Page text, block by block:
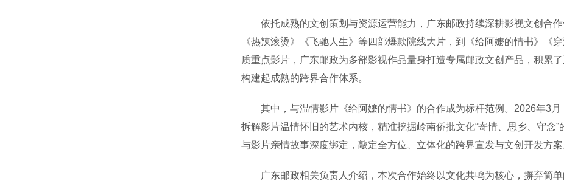
依托成熟的文创策划与资源运营能力，广东邮政持续深耕影视文创合作
《热辣滚烫》《飞驰人生》等四部爆款院线大片，到《给阿嬷的情书》《
质重点影片，广东邮政为多部影视作品量身打造专属邮政文创产品，积累
构建起成熟的跨界合作体系。
其中，与温情影片《给阿嬷的情书》的合作成为标杆范例。2026年3月
拆解影片温情怀旧的艺术内核，精准挖掘岭南侨批文化“寄情、思乡、守念
与影片亲情故事深度绑定，敲定全方位、立体化的跨界宣发与文创开发方案
广东邮政相关负责人介绍，本次合作始终以文化共鸣为核心，摒弃简单